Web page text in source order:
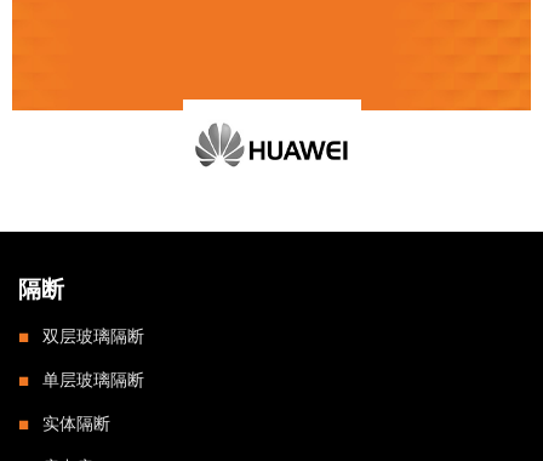
隔断
双层玻璃隔断
单层玻璃隔断
实体隔断